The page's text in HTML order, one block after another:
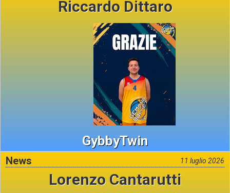
Riccardo Dittaro
GybbyTwin
News 11 luglio 2026
Lorenzo Cantarutti